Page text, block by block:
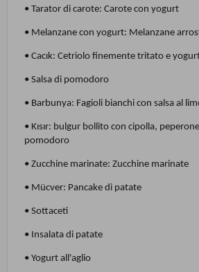
• Tarator di carote: Carote con yogurt
• Melanzane con yogurt: Melanzane
• Cacık: Cetriolo finemente tritato e
• Salsa di pomodoro
• Barbunya: Fagioli bianchi con salsa al
• Kısır: bulgur bollito con cipolla,
pomodoro
• Zucchine marinate: Zucchine marinate
• Mücver: Pancake di patate
• Sottaceti
• Insalata di patate
• Yogurt all'aglio